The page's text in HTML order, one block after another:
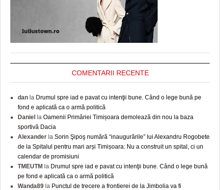
COMENTARII RECENTE
dan la Drumul spre iad e pavat cu intenţii bune. Când o lege bună pe
fond e aplicată ca o armă politică
Daniel la Oamenii Primăriei Timișoara demolează din nou la baza
sportivă Dacia
Alexander la Sorin Şipoş numără “inaugurările” lui Alexandru Rogobete
de la Spitalul pentru mari arși Timișoara: Nu a construit un spital, ci un
calendar de promisiuni
TMEUTM la Drumul spre iad e pavat cu intenţii bune. Când o lege bună
pe fond e aplicată ca o armă politică
Wanda89 la Punctul de trecere a frontierei de la Jimbolia va fi